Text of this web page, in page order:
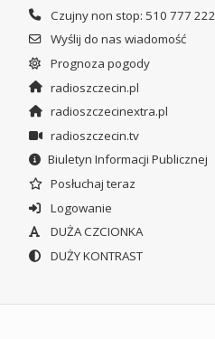
Czujny non stop: 510 777 222
Wyślij do nas wiadomość
Prognoza pogody
radioszczecin.pl
radioszczecinextra.pl
radioszczecin.tv
Biuletyn Informacji Publicznej
Posłuchaj teraz
Logowanie
DUŻA CZCIONKA
DUŻY KONTRAST